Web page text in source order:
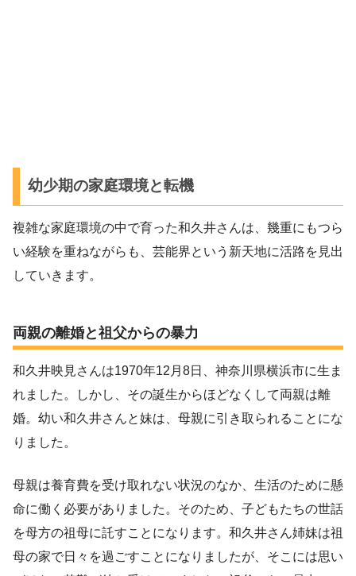
幼少期の家庭環境と転機
複雑な家庭環境の中で育った和久井さんは、幾重にもつら
い経験を重ねながらも、芸能界という新天地に活路を見出
していきます。
両親の離婚と祖父からの暴力
和久井映見さんは1970年12月8日、神奈川県横浜市に生ま
れました。しかし、その誕生からほどなくして両親は離
婚。幼い和久井さんと妹は、母親に引き取られることにな
りました。
母親は養育費を受け取れない状況のなか、生活のために懸
命に働く必要がありました。そのため、子どもたちの世話
を母方の祖母に託すことになります。和久井さん姉妹は祖
母の家で日々を過ごすことになりましたが、そこには思い